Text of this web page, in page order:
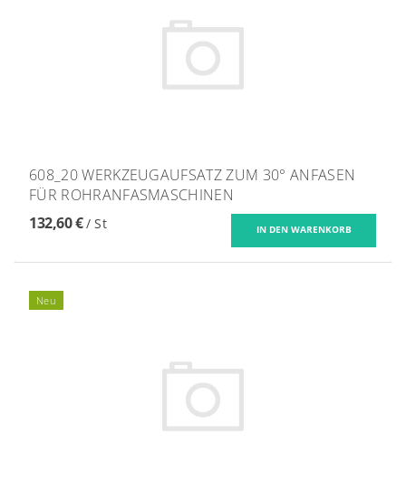
608_20 WERKZEUGAUFSATZ ZUM 30° ANFASEN
FÜR ROHRANFASMASCHINEN
132,60 €/ St
Neu